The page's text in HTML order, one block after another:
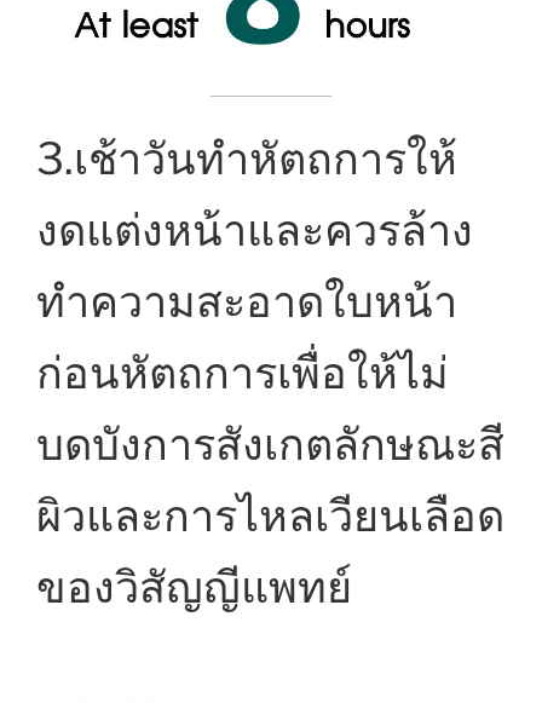
3.เช้าวันทำหัตถการให้
งดแต่งหน้าและควรล้าง
ทำความสะอาดใบหน้า
ก่อนหัตถการเพื่อให้ไม่
บดบังการสังเกตลักษณะสี
ผิวและการไหลเวียนเลือด
ของวิสัญญีแพทย์